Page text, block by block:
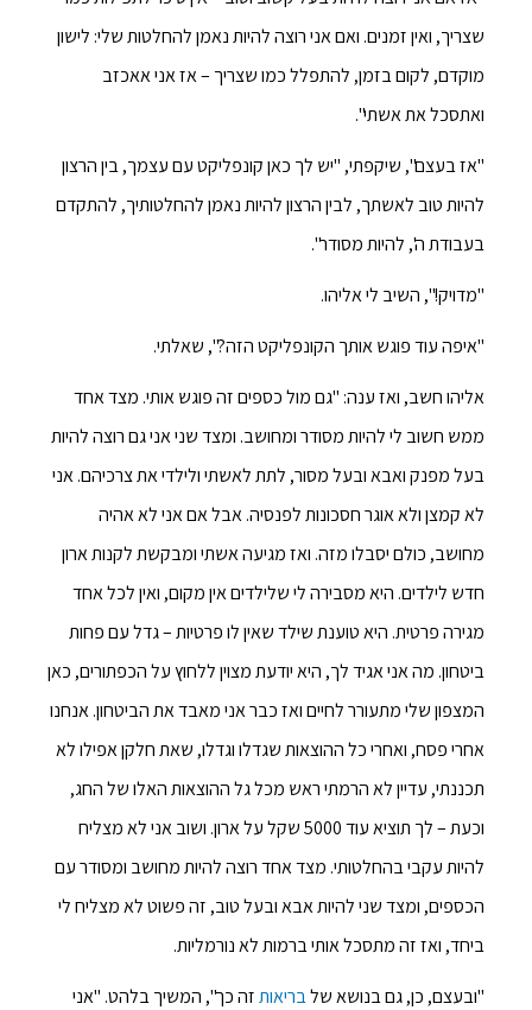
שצריך, ואין זמנים. ואם אני רוצה להיות נאמן להחלטות שלי: לישון
מוקדם, לקום בזמן, להתפלל כמו שצריך – אז אני אאכזב
ואתסכל את אשתי".
"אז בעצם", שיקפתי, "יש לך כאן קונפליקט עם עצמך, בין הרצון
להיות טוב לאשתך, לבין הרצון להיות נאמן להחלטותיך, להתקדם
בעבודת ה', להיות מסודר".
"מדויק!", השיב לי אליהו.
"איפה עוד פוגש אותך הקונפליקט הזה?", שאלתי.
אליהו חשב, ואז ענה: "גם מול כספים זה פוגש אותי. מצד אחד
ממש חשוב לי להיות מסודר ומחושב. ומצד שני אני גם רוצה להיות
בעל מפנק ואבא ובעל מסור, לתת לאשתי ולילדי את צרכיהם. אני
לא קמצן ולא אוגר חסכונות לפנסיה. אבל אם אני לא אהיה
מחושב, כולם יסבלו מזה. ואז מגיעה אשתי ומבקשת לקנות ארון
חדש לילדים. היא מסבירה לי שלילדים אין מקום, ואין לכל אחד
מגירה פרטית. היא טוענת שילד שאין לו פרטיות – גדל עם פחות
ביטחון. מה אני אגיד לך, היא יודעת מצוין ללחוץ על הכפתורים, כאן
המצפון שלי מתעורר לחיים ואז כבר אני מאבד את הביטחון. אנחנו
אחרי פסח, ואחרי כל ההוצאות שגדלו וגדלו, שאת חלקן אפילו לא
תכננתי, עדיין לא הרמתי ראש מכל גל ההוצאות האלו של החג,
וכעת – לך תוציא עוד 5000 שקל על ארון. ושוב אני לא מצליח
להיות עקבי בהחלטותי. מצד אחד רוצה להיות מחושב ומסודר עם
הכספים, ומצד שני להיות אבא ובעל טוב, זה פשוט לא מצליח לי
ביחד, ואז זה מתסכל אותי ברמות לא נורמליות.
"ובעצם, כן, גם בנושא שלבריאותזה כך", המשיך בלהט. "אני